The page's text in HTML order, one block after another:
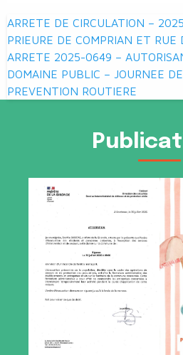
Navigation
de
l’article
ARRETE DE CIRCULATION –
PRIEURE DE COMPRIAN ET RUE
ARRETE 2025-0649 –
DOMAINE PUBLIC – JOURNEE
PREVENTION ROUTIERE